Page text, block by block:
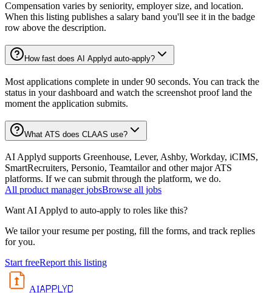
Compensation varies by seniority, employer size, and location.
When this listing publishes a salary band you'll see it in the badge
row above the description.
How fast does AI Applyd auto-apply?
Most applications complete in under 90 seconds. You can track the
status in your dashboard and watch the screenshot proof land the
moment the application submits.
What ATS does CLAAS use?
AI Applyd supports Greenhouse, Lever, Ashby, Workday, iCIMS,
SmartRecruiters, Personio, Teamtailor and other major ATS
platforms. If we can submit through the platform, we do.
All product manager jobsBrowse all jobs
Want AI Applyd to auto-apply to roles like this?
We tailor your resume per posting, fill the forms, and track replies
for you.
Start freeReport this listing
AIAPPLYD